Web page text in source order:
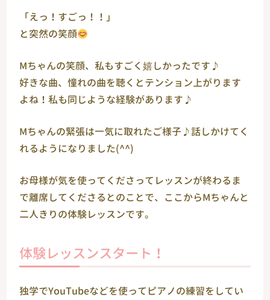
「えっ！すごっ！！」
と突然の笑顔
Мちゃんの笑顔、私もすごく嬉しかったです♪
好きな曲、憧れの曲を聴くとテンション上がります
よね！私も同じような経験があります♪
Мちゃんの緊張は一気に取れたご様子♪話しかけてく
れるようになりました(^^)
お母様が気を使ってくださってレッスンが終わるま
で離席してくださるとのことで、ここからМちゃんと
二人きりの体験レッスンです。
体験レッスンスタート！
独学でYouTubeなどを使ってピアノの練習をしてい